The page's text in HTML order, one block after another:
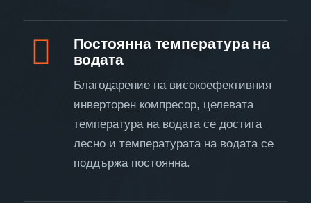
Постоянна температура на
водата
Благодарение на високоефективния
инверторен компресор, целевата
температура на водата се достига
лесно и температурата на водата се
поддържа постоянна.